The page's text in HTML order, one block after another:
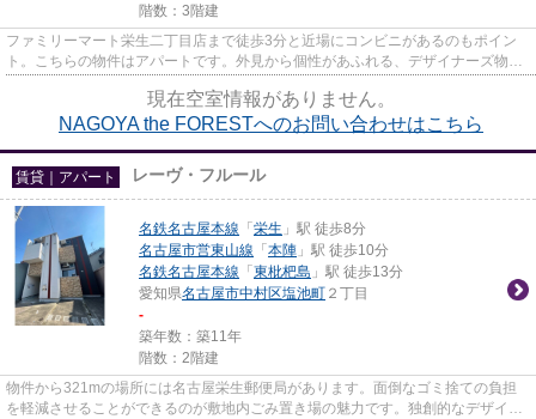
階数：3階建
ファミリーマート栄生二丁目店まで徒歩3分と近場にコンビニがあるのもポイン
ト。こちらの物件はアパートです。外見から個性があふれる、デザイナーズ物件
現在空室情報がありません。
NAGOYA the FORESTへのお問い合わせはこちら
賃貸｜アパート レーヴ・フルール
名鉄名古屋本線 「 栄生 」駅 徒歩8分
名古屋市営東山線 「 本陣 」駅 徒歩10分
名鉄名古屋本線 「 東枇杷島 」駅 徒歩13分
愛知県名古屋市中村区塩池町 ２丁目
-
築年数：築11年
階数：2階建
物件から321mの場所には名古屋栄生郵便局があります。面倒なゴミ捨ての負担
を軽減させることができるのが敷地内ごみ置き場の魅力です。独創的なデザイナ